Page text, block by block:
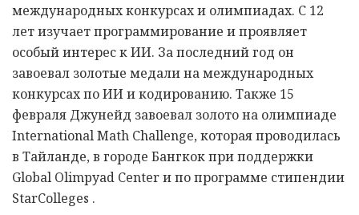
международных конкурсах и олимпиадах. С 12
лет изучает программирование и проявляет
особый интерес к ИИ. За последний год он
завоевал золотые медали на международных
конкурсах по ИИ и кодированию. Также 15
февраля Джунейд завоевал золото на олимпиаде
International Math Challenge, которая проводилась
в Тайланде, в городе Бангкок при поддержки
Global Olimpyad Center и по программе стипендии
StarColleges .